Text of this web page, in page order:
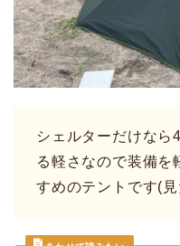
シェルターだけなら
る軽さなので装備を
すめのテントです(